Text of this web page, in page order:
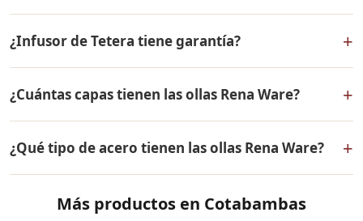
actual, promociones disponibles y facilidades de pago
en cuotas desde el 10% de inicial.
Cotabambas, Apurimac y a todo el Perú. El pago es
contra entrega.
¿Infusor de Tetera tiene garantía? +
defectos de fabricación. Todos los productos Rena
Ware están fabricados en acero inoxidable quirúrgico
18/10 de la más alta calidad.
¿Cuántas capas tienen las ollas Rena Ware? +
dos capas externas de acero inoxidable quirúrgico
18/10, dos capas de aleación de aluminio para
aluminio puro. Este diseño permite cocinar a baja
¿Qué tipo de acero tienen las ollas Rena Ware? +
inoxidable quirúrgico 18/10 (18% cromo, 10% níquel).
Más productos en Cotabambas